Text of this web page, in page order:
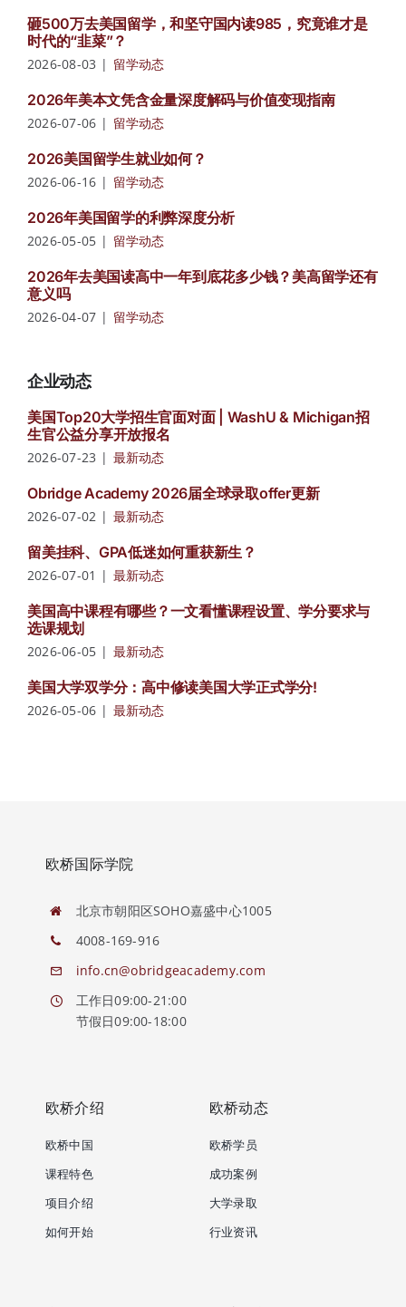
砸500万去美国留学，和坚守国内读985，究竟谁才是
时代的“韭菜”？
2026-08-03 | 留学动态
2026年美本文凭含金量深度解码与价值变现指南
2026-07-06 | 留学动态
2026美国留学生就业如何？
2026-06-16 | 留学动态
2026年美国留学的利弊深度分析
2026-05-05 | 留学动态
2026年去美国读高中一年到底花多少钱？美高留学还有
意义吗
2026-04-07 | 留学动态
企业动态
美国Top20大学招生官面对面 | WashU & Michigan招
生官公益分享开放报名
2026-07-23 | 最新动态
Obridge Academy 2026届全球录取offer更新
2026-07-02 | 最新动态
留美挂科、GPA低迷如何重获新生？
2026-07-01 | 最新动态
美国高中课程有哪些？一文看懂课程设置、学分要求与
选课规划
2026-06-05 | 最新动态
美国大学双学分：高中修读美国大学正式学分!
2026-05-06 | 最新动态
欧桥国际学院
北京市朝阳区SOHO嘉盛中心1005
4008-169-916
info.cn@obridgeacademy.com
工作日09:00-21:00
节假日09:00-18:00
欧桥介绍
欧桥中国
课程特色
项目介绍
如何开始
欧桥动态
欧桥学员
成功案例
大学录取
行业资讯